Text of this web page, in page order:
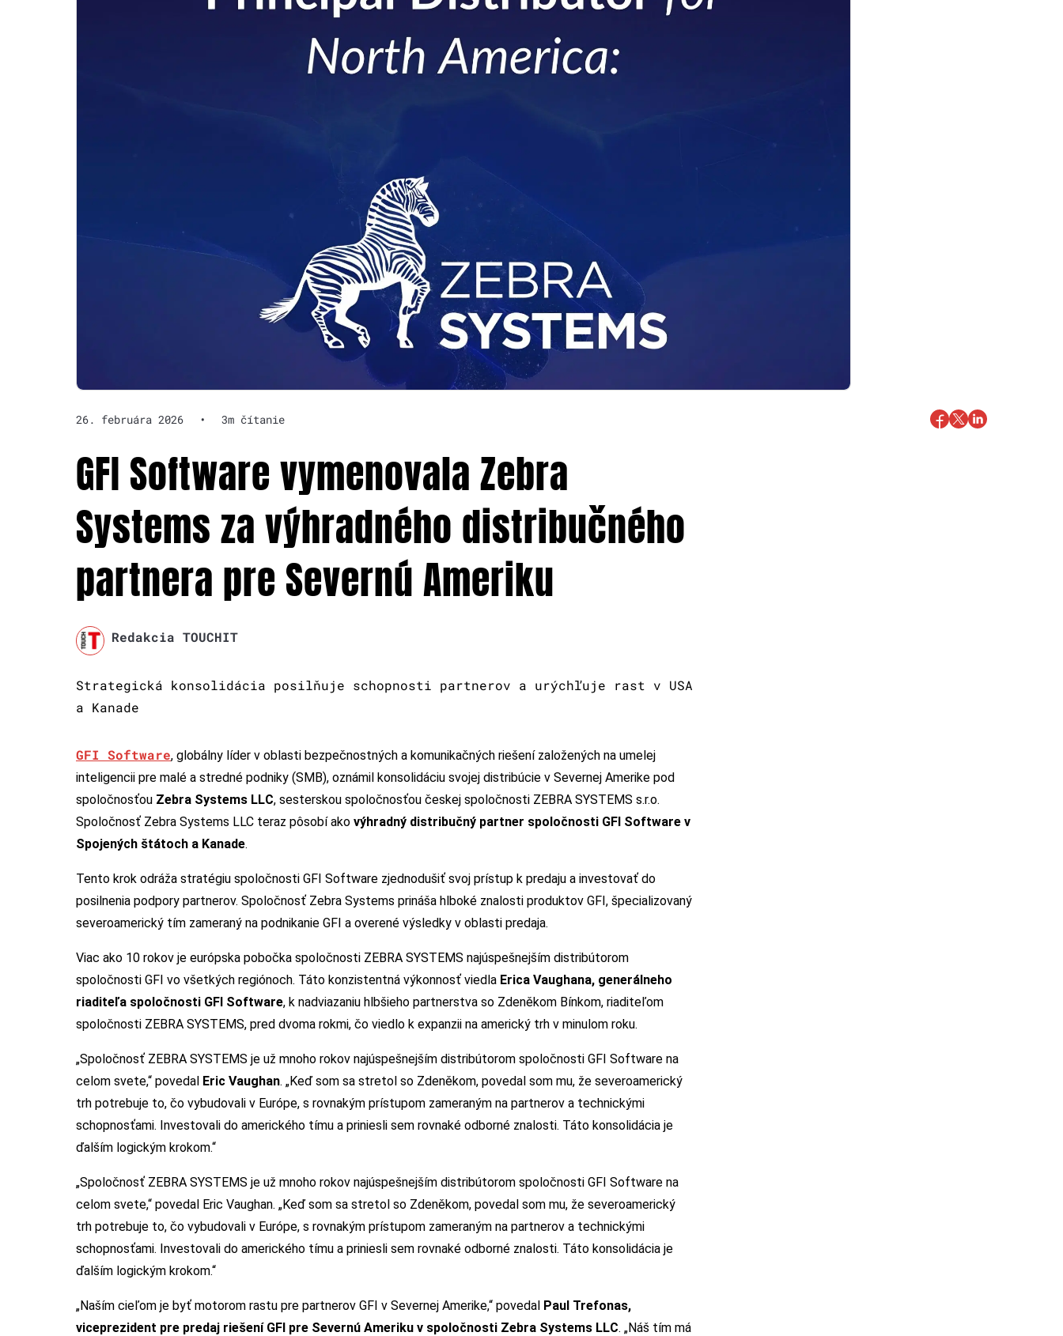
26. februára 2026 • 3m čítanie
GFI Software vymenovala Zebra
Systems za výhradného distribučného
partnera pre Severnú Ameriku
Redakcia TOUCHIT
Strategická konsolidácia posilňuje schopnosti partnerov a urýchľuje rast v USA
a Kanade
GFI Software, globálny líder v oblasti bezpečnostných a komunikačných riešení založených na umelej
inteligencii pre malé a stredné podniky (SMB), oznámil konsolidáciu svojej distribúcie v Severnej Amerike pod
spoločnosťou Zebra Systems LLC, sesterskou spoločnosťou českej spoločnosti ZEBRA SYSTEMS s.r.o.
Spoločnosť Zebra Systems LLC teraz pôsobí ako výhradný distribučný partner spoločnosti GFI Software v
Spojených štátoch a Kanade.
Tento krok odráža stratégiu spoločnosti GFI Software zjednodušiť svoj prístup k predaju a investovať do
posilnenia podpory partnerov. Spoločnosť Zebra Systems prináša hlboké znalosti produktov GFI, špecializovaný
severoamerický tím zameraný na podnikanie GFI a overené výsledky v oblasti predaja.
Viac ako 10 rokov je európska pobočka spoločnosti ZEBRA SYSTEMS najúspešnejším distribútorom
spoločnosti GFI vo všetkých regiónoch. Táto konzistentná výkonnosť viedla Erica Vaughana, generálneho
riaditeľa spoločnosti GFI Software, k nadviazaniu hlbšieho partnerstva so Zdeněkom Bínkom, riaditeľom
spoločnosti ZEBRA SYSTEMS, pred dvoma rokmi, čo viedlo k expanzii na americký trh v minulom roku.
„Spoločnosť ZEBRA SYSTEMS je už mnoho rokov najúspešnejším distribútorom spoločnosti GFI Software na
celom svete,“ povedal Eric Vaughan. „Keď som sa stretol so Zdeněkom, povedal som mu, že severoamerický
trh potrebuje to, čo vybudovali v Európe, s rovnakým prístupom zameraným na partnerov a technickými
schopnosťami. Investovali do amerického tímu a priniesli sem rovnaké odborné znalosti. Táto konsolidácia je
ďalším logickým krokom.“
„Spoločnosť ZEBRA SYSTEMS je už mnoho rokov najúspešnejším distribútorom spoločnosti GFI Software na
celom svete,“ povedal Eric Vaughan. „Keď som sa stretol so Zdeněkom, povedal som mu, že severoamerický
trh potrebuje to, čo vybudovali v Európe, s rovnakým prístupom zameraným na partnerov a technickými
schopnosťami. Investovali do amerického tímu a priniesli sem rovnaké odborné znalosti. Táto konsolidácia je
ďalším logickým krokom.“
„Naším cieľom je byť motorom rastu pre partnerov GFI v Severnej Amerike,“ povedal Paul Trefonas,
viceprezident pre predaj riešení GFI pre Severnú Ameriku v spoločnosti Zebra Systems LLC. „Náš tím má